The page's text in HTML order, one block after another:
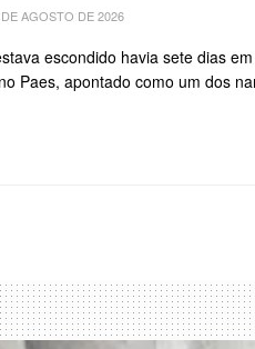
AGOSTO DE 2026
escondido havia sete dias
Paes, apontado como um dos